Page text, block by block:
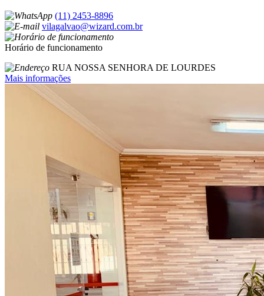
(11) 2453-8896
vilagalvao@wizard.com.br
Horário de funcionamento
RUA NOSSA SENHORA DE LOURDES
Mais informações